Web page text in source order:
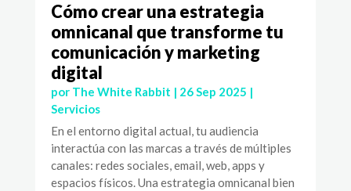
Cómo crear una estrategia
omnicanal que transforme tu
comunicación y marketing
digital
por The White Rabbit | 26 Sep 2025 |
Servicios
En el entorno digital actual, tu audiencia
interactúa con las marcas a través de múltiples
canales: redes sociales, email, web, apps y
espacios físicos. Una estrategia omnicanal bien